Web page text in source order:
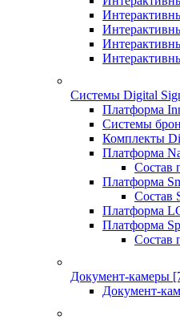
Системы Digital
Платформа
Системы
Комплекты
Платформа
Состав
Платформа
Состав
Платформа
Платформа
Состав
Документ-камеры
Документ-